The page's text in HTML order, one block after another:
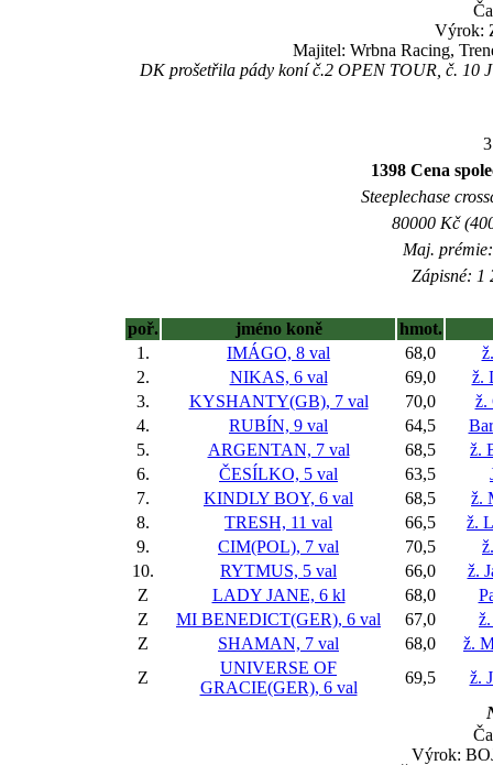
Výrok:
Majitel: Wrbna Racing,
DK prošetřila pády koní č.2 OPEN TOUR, č. 10
1398 Cena
Steeplechase
80000 Kč
Maj.
Zápisné: 1
poř. jméno koně
hmot.
1.
IMÁGO, 8 val 68,0
2.
NIKAS, 6 val 69,0
ž.
3.
KYSHANTY(GB), 7 val 70,0
ž.
4.
RUBÍN, 9 val 64,5
5.
ARGENTAN, 7 val 68,5
ž.
6.
ČESÍLKO, 5 val 63,5
7.
KINDLY BOY, 6 val 68,5
ž.
8.
TRESH, 11 val 66,5
ž.
9.
CIM(POL), 7 val 70,5
10.
RYTMUS, 5 val 66,0
ž.
Z
LADY JANE, 6 kl 68,0
Z
MI BENEDICT(GER), 6 val 67,0
Z
SHAMAN, 7 val 68,0
ž.
Z
UNIVERSE OF
GRACIE(GER), 6 val
69,5
ž.
Výrok: